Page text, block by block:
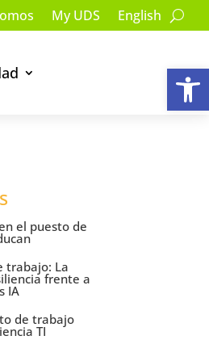
My UDS English
el puesto de
trabajo: La
frente a
IA
de trabajo
TI